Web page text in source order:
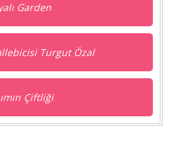
Garden
Turgut Özal
Çiftliği